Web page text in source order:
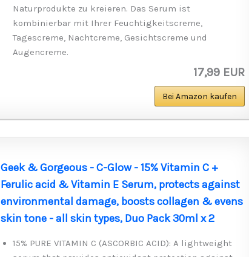
Naturprodukte zu kreieren. Das Serum ist
kombinierbar mit Ihrer Feuchtigkeitscreme,
Tagescreme, Nachtcreme, Gesichtscreme und
Augencreme.
17,99 EUR
Bei Amazon kaufen
Geek & Gorgeous - C-Glow - 15% Vitamin C +
Ferulic acid & Vitamin E Serum, protects against
environmental damage, boosts collagen & evens
skin tone - all skin types, Duo Pack 30ml x 2
15% PURE VITAMIN C (ASCORBIC ACID): A lightweight